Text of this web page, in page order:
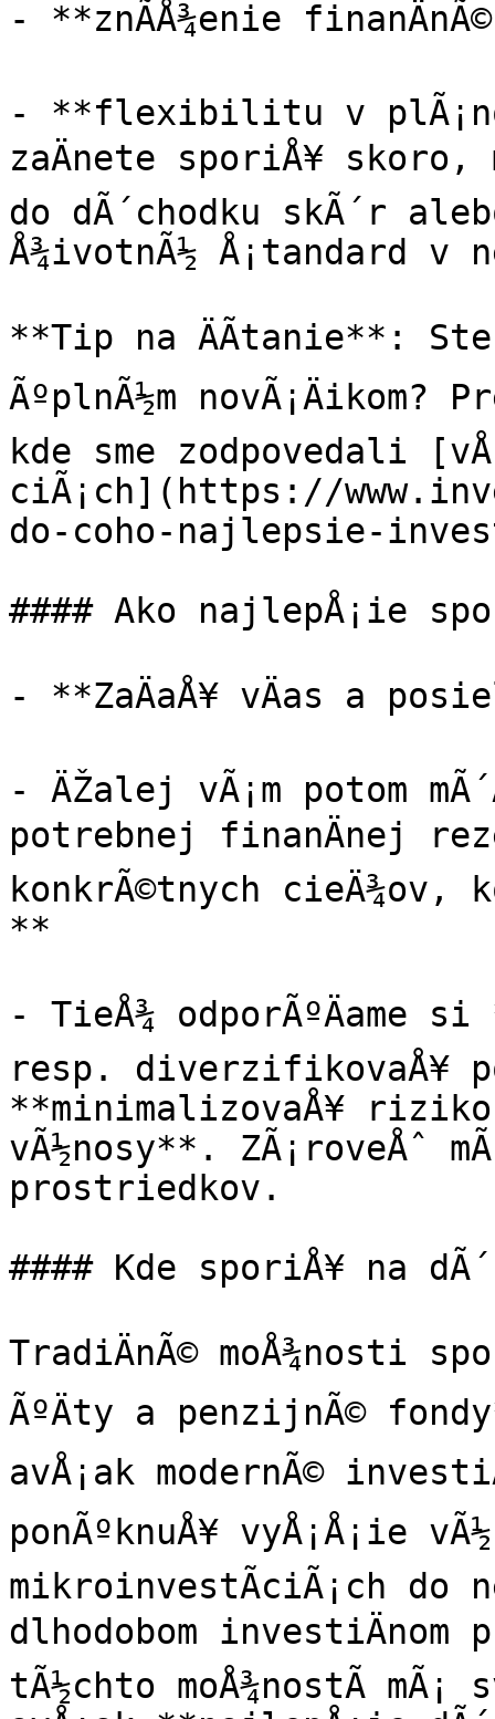
- **znÃ­Å¾enie
- **flexibilitu v
zaÄnete sporiÅ¥ skoro,
do dÃ´chodku skÃ´r
Å¾ivotnÃ½ Å¡tandard v
**Tip na ÄÃ­tanie**:
ÃºplnÃ½m novÃ¡Äikom?
kde sme zodpovedali
ciÃ¡ch](https://
do-coho-najlepsie-
#### Ako najlepÅ¡ie
- **ZaÄaÅ¥ vÄas a
- ÄŽalej vÃ¡m potom
potrebnej finanÄnej
konkrÃ©tnych cieÄ¾ov,
**
- TieÅ¾ odporÃºÄame
resp. diverzifikovaÅ¥
**minimalizovaÅ¥ riziko
vÃ½nosy**. ZÃ¡roveÅˆ
prostriedkov.
#### Kde sporiÅ¥ na
TradiÄnÃ© moÅ¾nosti
ÃºÄty a penzijnÃ©
avÅ¡ak modernÃ©
ponÃºknuÅ¥ vyÅ¡Å¡ie
mikroinvestÃ­ciÃ¡ch do
dlhodobom
tÃ½chto moÅ¾nostÃ­ mÃ¡